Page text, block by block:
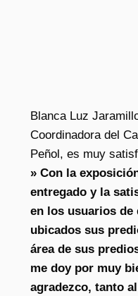
Blanca Luz
Coordinadora del
Peñol, es muy
» Con la
entregado y la
en los usuarios
ubicados sus
área de sus
me doy por muy
agradezco, tanto